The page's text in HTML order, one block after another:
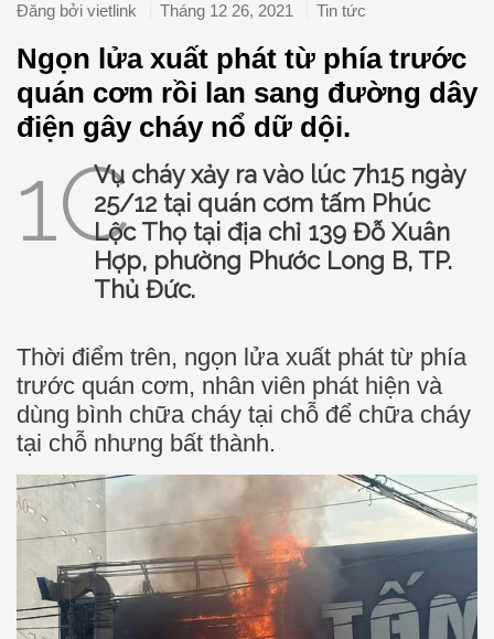
Đăng bởi vietlink Tháng 12 26, 2021 Tin tức
Ngọn lửa xuất phát từ phía trước
quán cơm rồi lan sang đường dây
điện gây cháy nổ dữ dội.
Vụ cháy xảy ra vào lúc 7h15 ngày
25/12 tại quán cơm tấm Phúc
Lộc Thọ tại địa chỉ 139 Đỗ Xuân
Hợp, phường Phước Long B, TP.
Thủ Đức.
Thời điểm trên, ngọn lửa xuất phát từ phía
trước quán cơm, nhân viên phát hiện và
dùng bình chữa cháy tại chỗ để chữa cháy
tại chỗ nhưng bất thành.